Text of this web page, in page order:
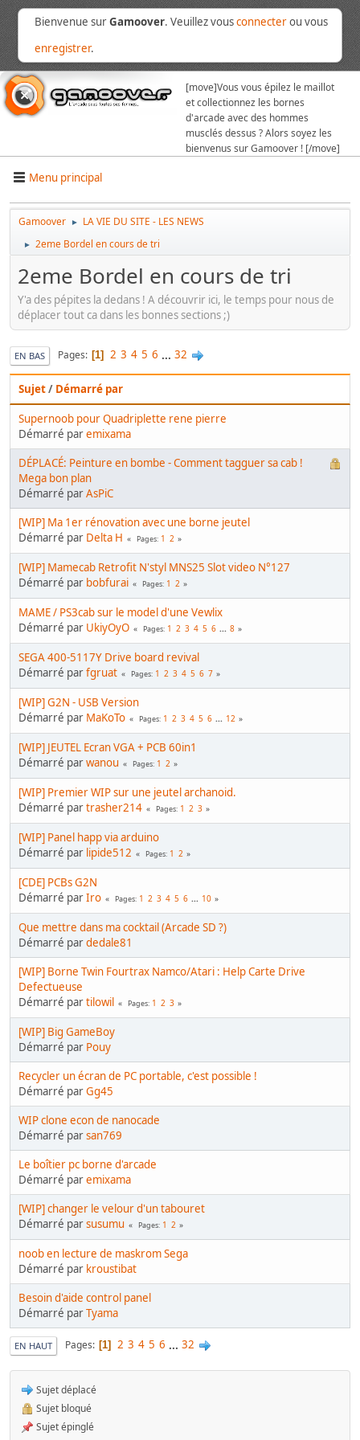
Bienvenue surGamoover. Veuillez vousconnecterou vous
enregistrer.
[move]Vous vous épilez le maillot
et collectionnez les bornes
d'arcade avec des hommes
musclés dessus ? Alors soyez les
bienvenus sur Gamoover ! [/move]
Menu principal
Gamoover ► LA VIE DU SITE - LES NEWS
► 2eme Bordel en cours de tri
2eme Bordel en cours de tri
Y'a des pépites la dedans ! A découvrir ici, le temps pour nous de
déplacer tout ca dans les bonnes sections ;)
EN BAS Pages 1 2 3 4 5 6 ... 32
Sujet/ Démarré par
Supernoob pour Quadriplette rene pierre
Démarré paremixama
DÉPLACÉ: Peinture en bombe - Comment tagguer sa cab !
Mega bon plan
Démarré parAsPiC
[WIP] Ma 1er rénovation avec une borne jeutel
Démarré par Delta H Pages 1 2
[WIP] Mamecab Retrofit N'styl MNS25 Slot video N°127
Démarré par bobfurai Pages 1 2
MAME / PS3cab sur le model d'une Vewlix
Démarré par UkiyOyO Pages 1 2 3 4 5 6 ... 8
SEGA 400-5117Y Drive board revival
Démarré parfgruat Pages 1 2 3 4 5 6 7
[WIP] G2N - USB Version
Démarré par MaKoTo Pages 1 2 3 4 5 6 ... 12
[WIP] JEUTEL Ecran VGA + PCB 60in1
Démarré parwanou Pages 1 2
[WIP] Premier WIP sur une jeutel archanoid.
Démarré partrasher214 Pages 1 2 3
[WIP] Panel happ via arduino
Démarré par lipide512 Pages 1 2
[CDE] PCBs G2N
Démarré parIro Pages 1 2 3 4 5 6 ... 10
Que mettre dans ma cocktail (Arcade SD ?)
Démarré pardedale81
[WIP] Borne Twin Fourtrax Namco/Atari : Help Carte Drive
Defectueuse
Démarré partilowil Pages 1 2 3
[WIP] Big GameBoy
Démarré par Pouy
Recycler un écran de PC portable, c'est possible !
Démarré parGg45
WIP clone econ de nanocade
Démarré parsan769
Le boîtier pc borne d'arcade
Démarré paremixama
[WIP] changer le velour d'un tabouret
Démarré parsusumu Pages 1 2
noob en lecture de maskrom Sega
Démarré par kroustibat
Besoin d'aide control panel
Démarré parTyama
EN HAUT Pages 1 2 3 4 5 6 ... 32
Sujet déplacé
Sujet bloqué
Sujet épinglé